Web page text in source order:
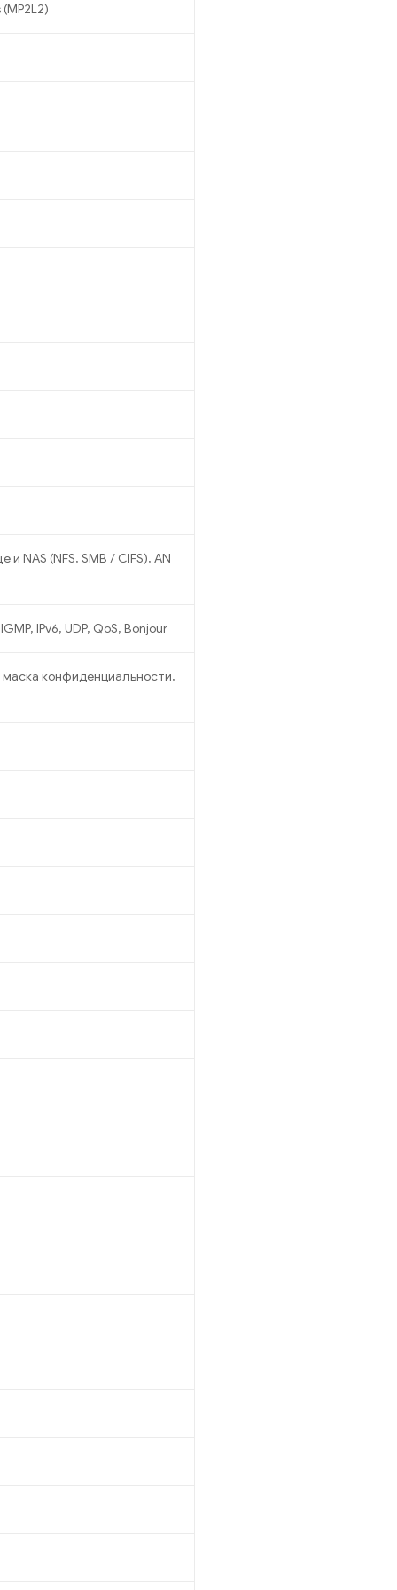
NAS (NFS, SMB / CIFS), AN
IGMP, IPv6, UDP, QoS, Bonjour
конфиденциальности,